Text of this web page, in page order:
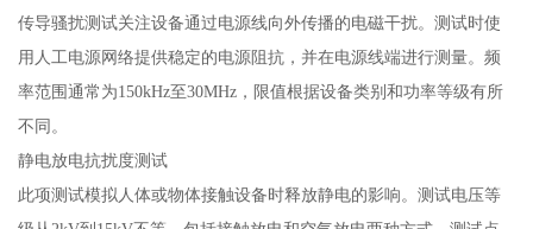
传导骚扰测试关注设备通过电源线向外传播的电磁干扰。测试时使
用人工电源网络提供稳定的电源阻抗，并在电源线端进行测量。频
率范围通常为150kHz至30MHz，限值根据设备类别和功率等级有所
不同。
静电放电抗扰度测试
此项测试模拟人体或物体接触设备时释放静电的影响。测试电压等